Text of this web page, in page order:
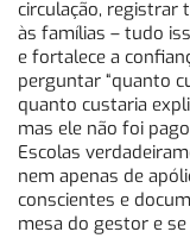
circulação, registrar
às famílias – tudo
e fortalece a
perguntar “quanto
quanto custaria
mas ele não foi
Escolas
nem apenas de
conscientes e
mesa do gestor e